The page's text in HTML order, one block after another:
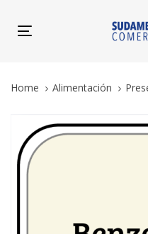
links
primary
Toggle
Home Alimentación